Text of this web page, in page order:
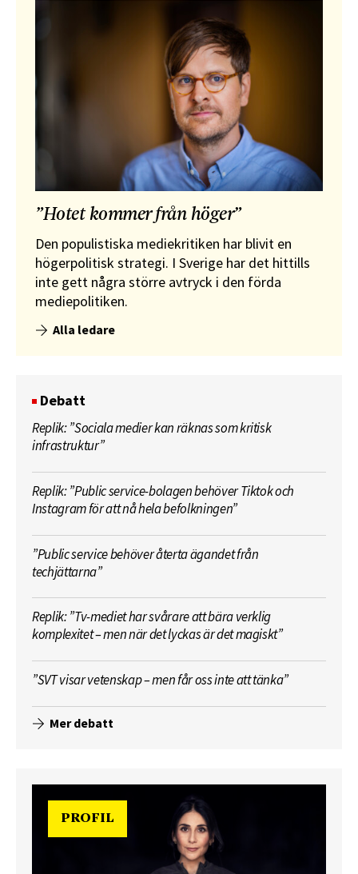
”Hotet kommer från höger”
Den populistiska mediekritiken har blivit en
högerpolitisk strategi. I Sverige har det hittills
inte gett några större avtryck i den förda
mediepolitiken.
Alla ledare
Debatt
Replik: ”Sociala medier kan räknas som kritisk
infrastruktur”
Replik: ”Public service-bolagen behöver Tiktok och
Instagram för att nå hela befolkningen”
”Public service behöver återta ägandet från
techjättarna”
Replik: ”Tv-mediet har svårare att bära verklig
komplexitet – men när det lyckas är det magiskt”
”SVT visar vetenskap – men får oss inte att tänka”
Mer debatt
PROFIL